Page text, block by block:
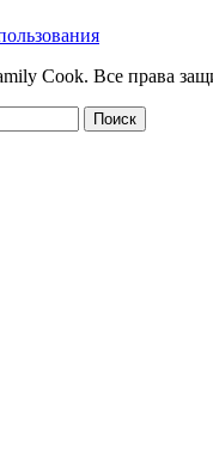
Cook. Все права